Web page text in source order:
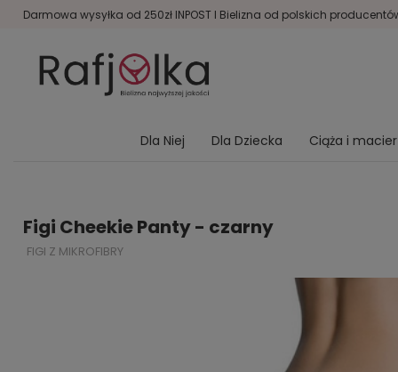
Darmowa wysyłka od 250zł INPOST I Bielizna od polskich
Dla Niej Dla Dziecka Ciąża i
Figi Cheekie Panty - czarny
FIGI Z MIKROFIBRY